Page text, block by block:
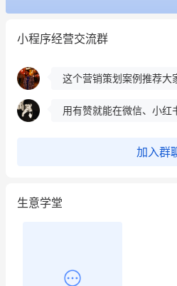
小程序经营交流群
昨晚的直播课程太好啦❤️
冰墩墩货源充足需要的联
这个营销策划案例推荐大
用有赞就能在微信、小红
加入群
生意学堂